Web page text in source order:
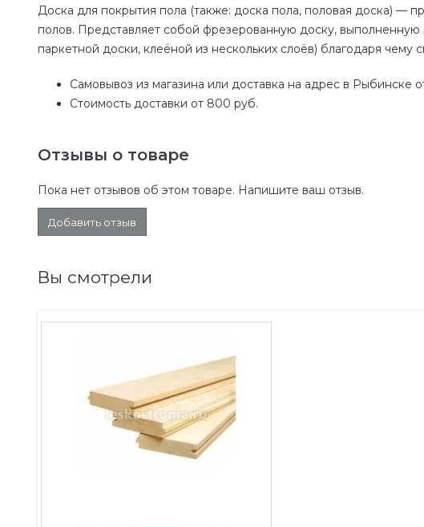
Доска для покрытия пола (также: доска пола, половая доска) —
полов. Представляет собой фрезерованную доску,
паркетной доски, клеёной из нескольких слоёв) благодаря
Самовывоз из магазина или доставка на адрес в Рыбинске
Стоимость доставки от 800 руб.
Отзывы о товаре
Пока нет отзывов об этом товаре. Напишите ваш отзыв.
Добавить отзыв
Вы смотрели